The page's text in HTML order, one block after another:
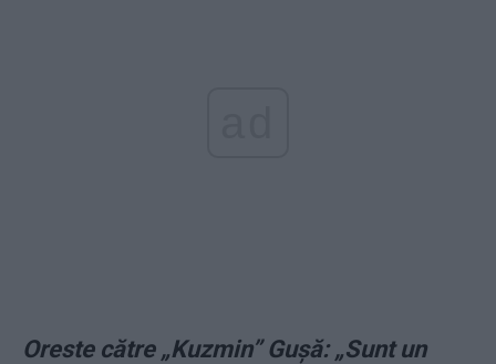
Oreste către „Kuzmin” Gușă: „Sunt un